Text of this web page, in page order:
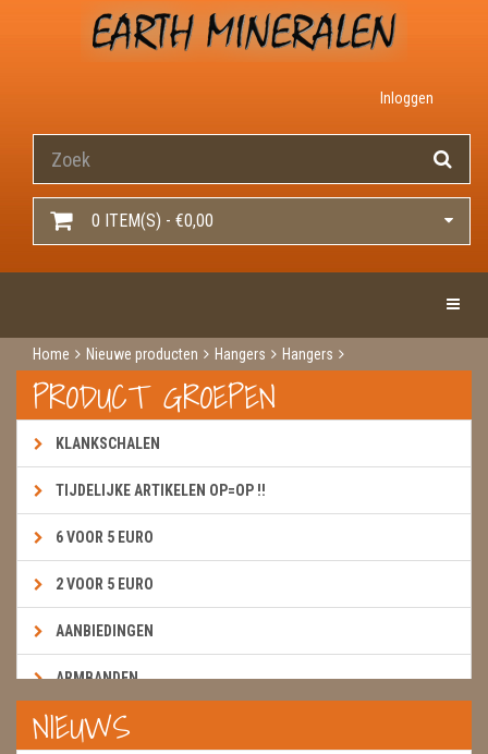
Inloggen
0 ITEM(S) - €0,00
Home Nieuwe producten Hangers
Hangers
Fairy dream kristal
PRODUCT GROEPEN
KLANKSCHALEN
TIJDELIJKE ARTIKELEN OP=OP !!
6 VOOR 5 EURO
2 VOOR 5 EURO
AANBIEDINGEN
ARMBANDEN
BOEKEN & KAARTEN E.A.R.T.H.
NIEUWS